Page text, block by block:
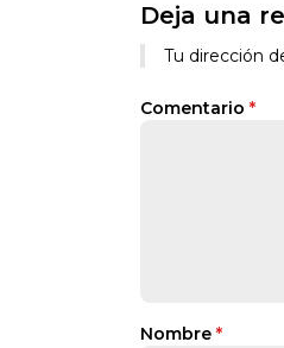
Deja una
Tu dirección
Comentario *
Nombre *